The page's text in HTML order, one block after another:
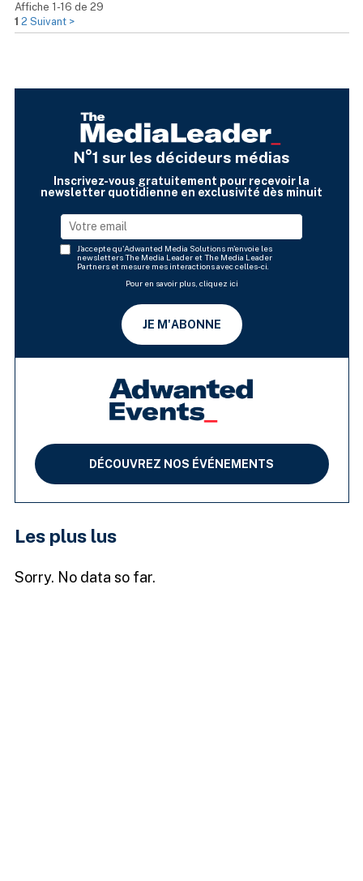
Affiche 1-16 de 29
1 2 Suivant >
N°1 sur les décideurs médias
Inscrivez-vous gratuitement pour recevoir la
newsletter quotidienne en exclusivité dès minuit
J'accepte qu'Adwanted Media Solutions m'envoie les
newsletters The Media Leader et The Media Leader
Partners et mesure mes interactions avec celles-ci.
Pour en savoir plus, cliquez ici
JE M'ABONNE
DÉCOUVREZ NOS ÉVÉNEMENTS
Les plus lus
Sorry. No data so far.